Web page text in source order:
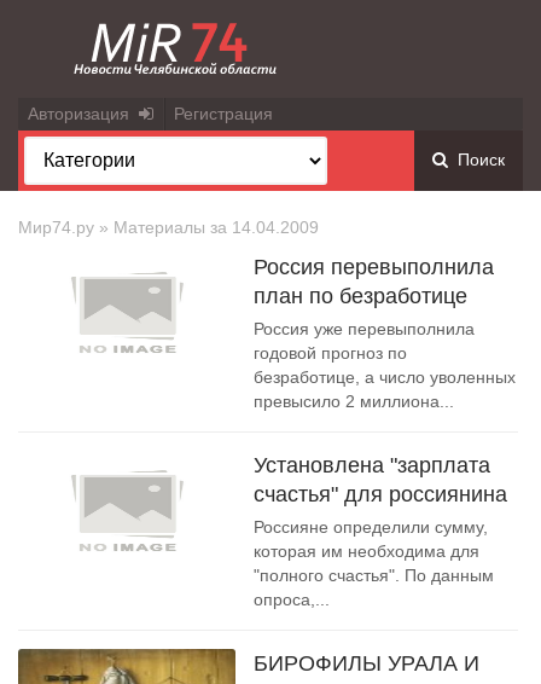
Авторизация Регистрация
Поиск
Мир74.ру » Материалы за 14.04.2009
Россия перевыполнила
план по безработице
Россия уже перевыполнила
годовой прогноз по
безработице, а число уволенных
превысило 2 миллиона...
Установлена "зарплата
счастья" для россиянина
Россияне определили сумму,
которая им необходима для
"полного счастья". По данным
опроса,...
БИРОФИЛЫ УРАЛА И